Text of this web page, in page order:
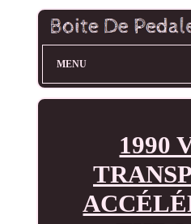
MENU
1990